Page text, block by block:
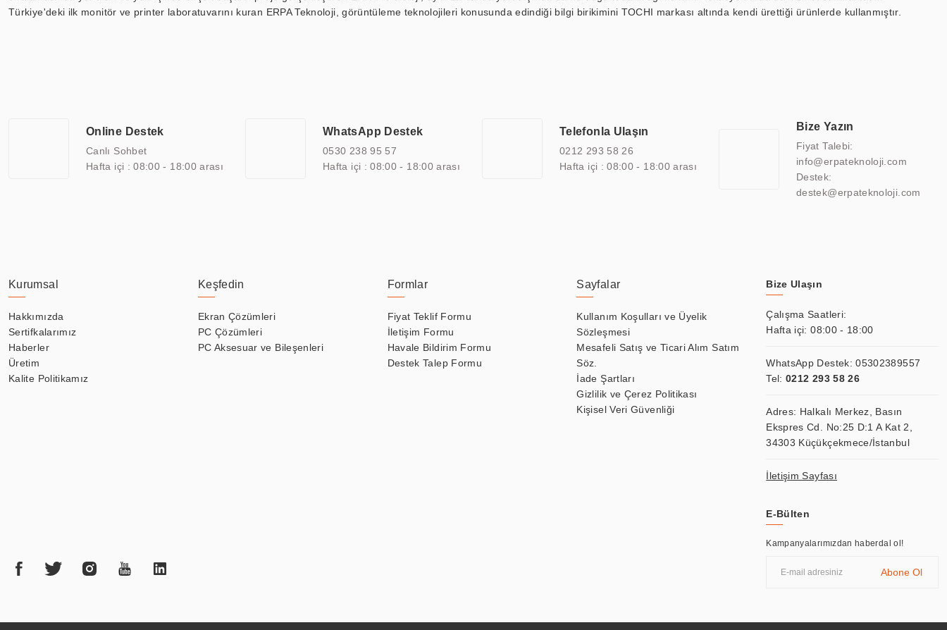
Türkiye'deki ilk monitör ve printer laboratuvarını kuran ERPA Teknoloji, görüntüleme teknolojileri konusunda edindiği bilgi birikimini TOCHI markası altında kendi ürettiği ürünlerde kullanmıştır.
arasında yer almaktadır. ERPA Teknoloji, uluslararası standartlarda kalite belgelerine ve sertifikalara sahip olup, etik değerlere bağlı bir şekilde hareket etmektedir. Kaliteli ekipmanı, uzman kadroları,
yılların getirdiği bilgi ve tecrübe ile birleştiren ERPA Teknoloji, özel çözümleri ile iş ortaklarının öne çıkmasına ve sürekli gelişimine katkı sağlamaktadır.
Online Destek
Canlı Sohbet
Hafta içi : 08:00 - 18:00 arası
WhatsApp Destek
0530 238 95 57
Hafta içi : 08:00 - 18:00 arası
Telefonla Ulaşın
0212 293 58 26
Hafta içi : 08:00 - 18:00 arası
Bize Yazın
Fiyat Talebi:
info@erpateknoloji.com
Destek:
destek@erpateknoloji.com
Kurumsal
Hakkımızda
Sertifkalarımız
Haberler
Üretim
Kalite Politikamız
Keşfedin
Ekran Çözümleri
PC Çözümleri
PC Aksesuar ve Bileşenleri
Formlar
Fiyat Teklif Formu
İletişim Formu
Havale Bildirim Formu
Destek Talep Formu
Sayfalar
Kullanım Koşulları ve Üyelik
Sözleşmesi
Mesafeli Satış ve Ticari Alım Satım
Söz.
İade Şartları
Gizlilik ve Çerez Politikası
Kişisel Veri Güvenliği
Bize Ulaşın
Çalışma Saatleri:
Hafta içi: 08:00 - 18:00
WhatsApp Destek:05302389557
Tel: 0212 293 58 26
Adres: Halkalı Merkez, Basın
Ekspres Cd. No:25 D:1 A Kat 2,
34303 Küçükçekmece/İstanbul
İletişim Sayfası
E-Bülten
Kampanyalarımızdan haberdal ol!
Abone Ol